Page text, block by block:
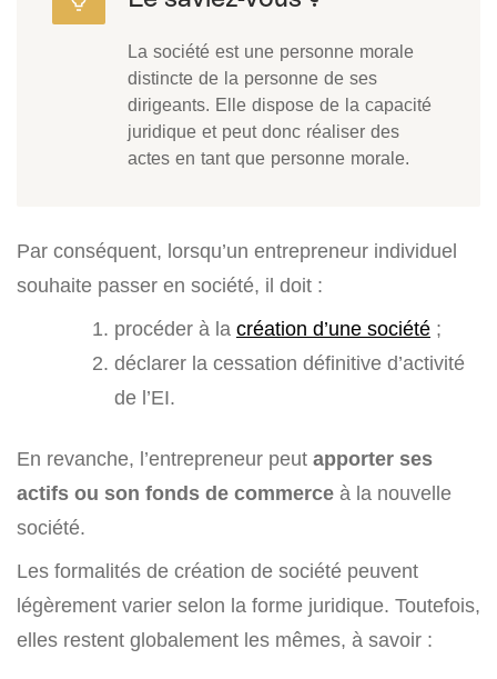
La société est une personne morale
distincte de la personne de ses
dirigeants. Elle dispose de la capacité
juridique et peut donc réaliser des
actes en tant que personne morale.
Par conséquent, lorsqu’un entrepreneur individuel
souhaite passer en société, il doit :
procéder à la création d’une société ;
déclarer la cessation définitive d’activité
de l’EI.
En revanche, l’entrepreneur peut apporter ses
actifs ou son fonds de commerce à la nouvelle
société.
Les formalités de création de société peuvent
légèrement varier selon la forme juridique. Toutefois,
elles restent globalement les mêmes, à savoir :